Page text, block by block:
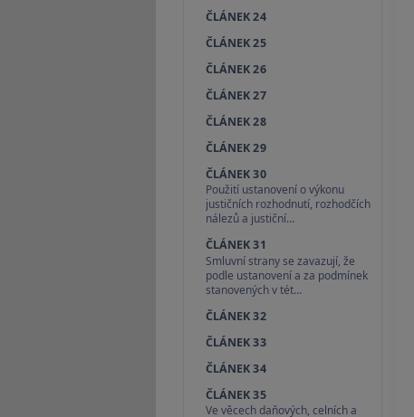
ČLÁNEK 24
ČLÁNEK 25
ČLÁNEK 26
ČLÁNEK 27
ČLÁNEK 28
ČLÁNEK 29
ČLÁNEK 30
Použití ustanovení o výkonu
justičních rozhodnutí, rozhodčích
nálezů a justiční…
ČLÁNEK 31
Smluvní strany se zavazují, že
podle ustanovení a za podmínek
stanovených v tét…
ČLÁNEK 32
ČLÁNEK 33
ČLÁNEK 34
ČLÁNEK 35
Ve věcech daňových, celních a